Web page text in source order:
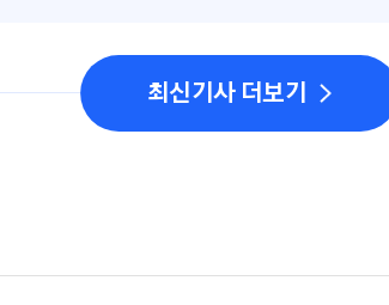
최신기사 더보기